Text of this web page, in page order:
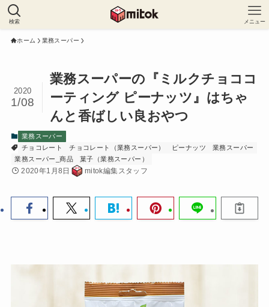
検索 メニュー
ホーム 業務スーパー
業務スーパーの『ミルクチョココ
ーティング ピーナッツ』はちゃ
んと香ばしい良おやつ
2020
1/08
業務スーパー
チョコレート
チョコレート（業務スーパー） ピーナッツ
業務スーパー
業務スーパー_商品
菓子（業務スーパー）
2020年1月8日 mitok編集スタッフ